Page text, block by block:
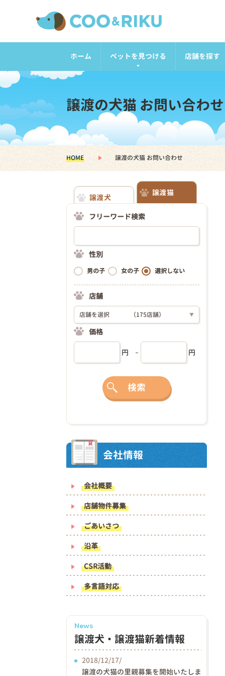
ホーム ペットを見つける 店舗を探す
譲渡の犬猫 お問い合わせ
HOME 譲渡の犬猫 お問い合わせ
譲渡犬
譲渡猫
フリーワード検索
性別
男の子 女の子 選択しない
店舗
店舗を選択 （175店舗） ▼
価格
円 円
検索
会社情報
会社概要
店舗物件募集
ごあいさつ
沿革
CSR活動
多言語対応
News
譲渡犬・譲渡猫新着情報
2018/12/17/
譲渡の犬猫の里親募集を開始いたしま